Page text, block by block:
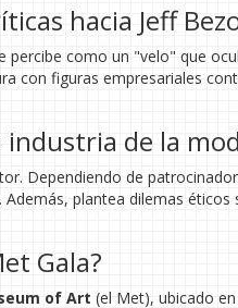
hacia Jeff
percibe como un "velo" que
con figuras empresariales
industria de la
Dependiendo de
plantea dilemas
Gala?
of Art (el Met), ubicado